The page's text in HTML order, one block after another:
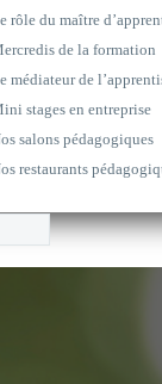
rôle du maître
de la formation
médiateur de
stages en entreprise
salons pédagogiques
restaurants